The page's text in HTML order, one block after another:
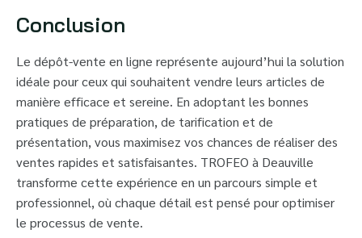
Conclusion
Le dépôt-vente en ligne représente aujourd’hui la solution
idéale pour ceux qui souhaitent vendre leurs articles de
manière efficace et sereine. En adoptant les bonnes
pratiques de préparation, de tarification et de
présentation, vous maximisez vos chances de réaliser des
ventes rapides et satisfaisantes. TROFEO à Deauville
transforme cette expérience en un parcours simple et
professionnel, où chaque détail est pensé pour optimiser
le processus de vente.